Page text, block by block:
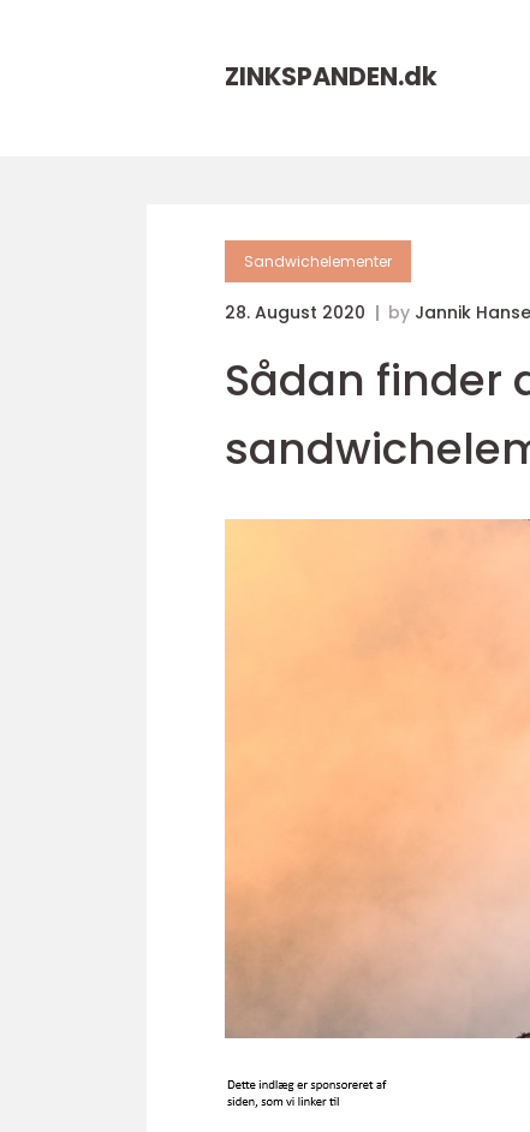
ZINKSPANDEN.dk
Sandwichelementer
28. August 2020 by Jannik
Sådan